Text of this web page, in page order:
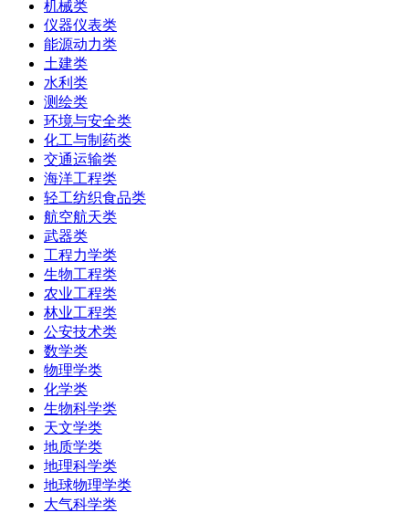
机械类
仪器仪表类
能源动力类
土建类
水利类
测绘类
环境与安全类
化工与制药类
交通运输类
海洋工程类
轻工纺织食品类
航空航天类
武器类
工程力学类
生物工程类
农业工程类
林业工程类
公安技术类
数学类
物理学类
化学类
生物科学类
天文学类
地质学类
地理科学类
地球物理学类
大气科学类